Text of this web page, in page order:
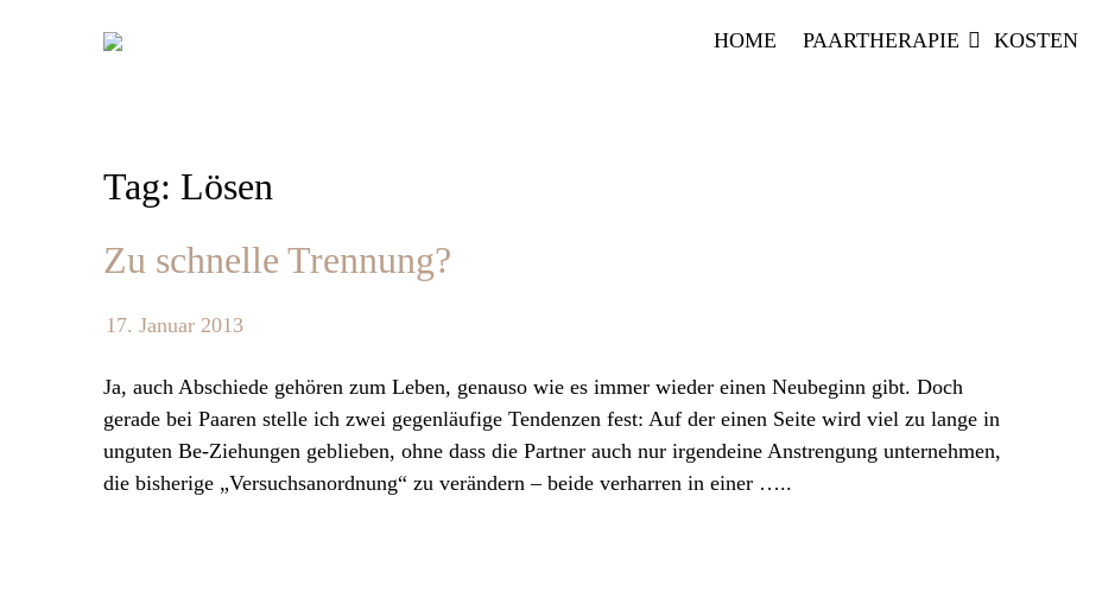
HOME PAARTHERAPIE KOSTEN
Tag: Lösen
Zu schnelle Trennung?
17. Januar 2013
Ja, auch Abschiede gehören zum Leben, genauso wie es immer wieder einen Neubeginn gibt. Doch
gerade bei Paaren stelle ich zwei gegenläufige Tendenzen fest: Auf der einen Seite wird viel zu lange in
unguten Be-Ziehungen geblieben, ohne dass die Partner auch nur irgendeine Anstrengung unternehmen,
die bisherige „Versuchsanordnung“ zu verändern – beide verharren in einer …..